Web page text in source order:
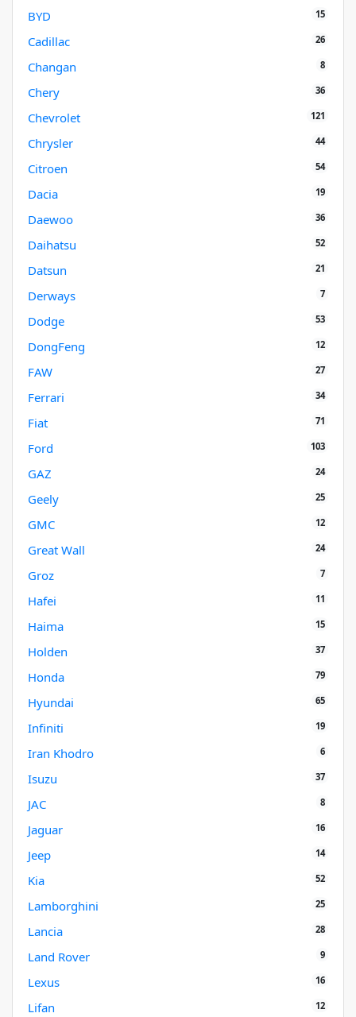
BYD 15
Cadillac 26
Changan 8
Chery 36
Chevrolet 121
Chrysler 44
Citroen 54
Dacia 19
Daewoo 36
Daihatsu 52
Datsun 21
Derways 7
Dodge 53
DongFeng 12
FAW 27
Ferrari 34
Fiat 71
Ford 103
GAZ 24
Geely 25
GMC 12
Great Wall 24
Groz 7
Hafei 11
Haima 15
Holden 37
Honda 79
Hyundai 65
Infiniti 19
Iran Khodro 6
Isuzu 37
JAC 8
Jaguar 16
Jeep 14
Kia 52
Lamborghini 25
Lancia 28
Land Rover 9
Lexus 16
Lifan 12